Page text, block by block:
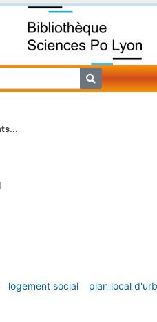
logement social plan local